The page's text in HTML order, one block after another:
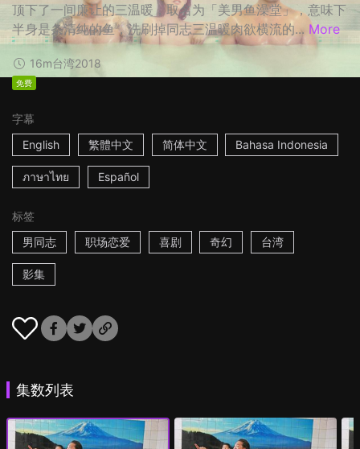
顶下了一间廉让的三温暖，取名为「美男鱼澡堂」，意味下
半身是条清纯的鱼，洗刷掉同志三温暖肉欲横流的... More
16m台湾2018
免费
字幕
English
繁體中文 简体中文 Bahasa Indonesia
ภาษาไทย Español
标签
男同志
职场恋爱 喜剧 奇幻 台湾
影集
集数列表